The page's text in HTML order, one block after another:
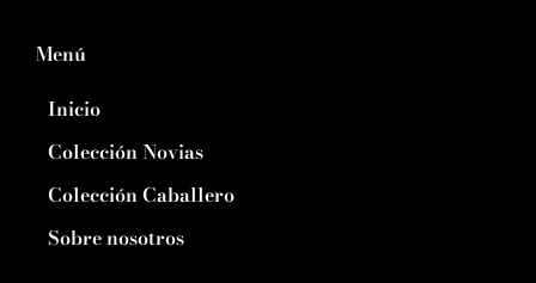
Menú
Inicio
Colección Novias
Colección Caballero
Sobre nosotros